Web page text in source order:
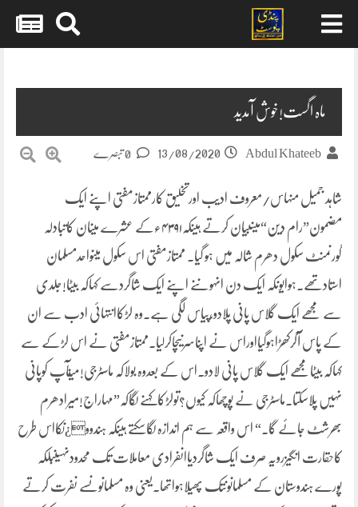
ماہ اگست!خوش آمدید
Abdul Khateeb
13/08/2020
شاہد جمیل منہاس/معروف ادیب اورتخلیق کارممتازمفتی اپنے ایک
مضمون”رام دین“میںبیان کرتے ہیںکہ۴۳۹۱ءکے عشرے میںان کاتبادلہ
گورنمنٹ سکول دھرم شالہ میں ہو گیا۔ ممتازمفتی اس سکول میںواحدمسلمان
استادتھے۔ہوایوںکہ ایک دن انہوںنے اپنے ایک شاگردسے کہاکہ بیٹا!جلدی
سے مجھے ایک گلاس پانی پلادو،پیاس لگی ہے۔وہ لڑکاانتہائی ادب سے ان
کے پاس آکرکھڑاہوگیااوراس نے اپناسرنیچاکرلیا۔ممتازمفتی نے اس لڑکے سے
کہاکہ بیٹامجھے ایک گلاس پانی لادو۔اس کے بعدوہ بولاکہ ماسٹرجی!میںآپ کوپانی
نہیں پلاسکتا۔ماسٹرجی نے پوچھاکہ کیوں؟تولڑکاکہنے لگاکہ”مہاراج!میرادھرم
بھرشٹ جائے گا۔“ اس واقعہ سے ہم اندازہ لگاسکتے ہیںکہ ہندوو¿ںکااس طرح
کاحقارت انگیزرویہ صرف ایک شاگردیاانفرادی معاملات تک محدودنہیںبلکہ
پورے ہندوستان کے مسلمانوںتک پھیلاہواتھا۔یعنی وہ مسلمانوںسے نفرت کرتے